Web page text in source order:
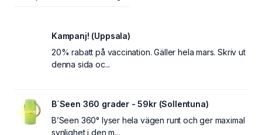
Kampanj! (Uppsala)
20% rabatt på vaccination. Gäller hela mars. Skriv ut
denna sida oc...
B´Seen 360 grader - 59kr (Sollentuna)
B’Seen 360° lyser hela vägen runt och ger maximal
synlighet i den m...